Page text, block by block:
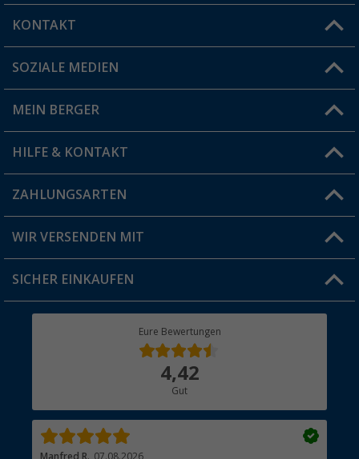
KONTAKT
Du hast eine Frage?
Filiale finden
SOZIALE MEDIEN
MEIN BERGER
Vorteilskarte
Blog
Jobs & Karriere
HILFE & KONTAKT
FAQ & Kontakt
Versandinformationen
Rücksendung
ZAHLUNGSARTEN
WIR VERSENDEN MIT
SICHER EINKAUFEN
Eure Bewertungen
4,42
Gut
Manfred R. 07.08.2026